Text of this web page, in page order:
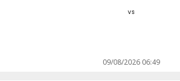
vs
09/08/2026 06:49